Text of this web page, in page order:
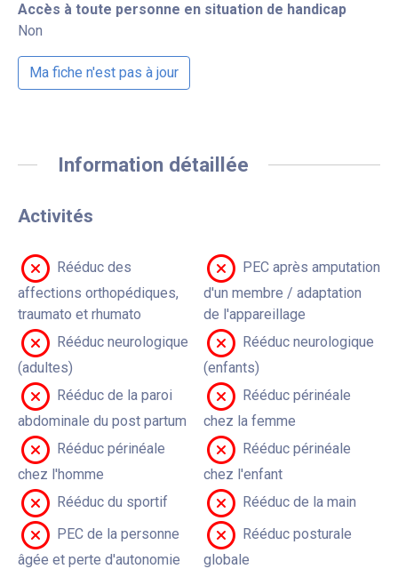
Accès à toute personne en situation de handicap
Non
Ma fiche n'est pas à jour
Information détaillée
Activités
Rééduc des
affections orthopédiques,
traumato et rhumato
PEC après amputation
d'un membre / adaptation
de l'appareillage
Rééduc neurologique
(adultes)
Rééduc neurologique
(enfants)
Rééduc de la paroi
abdominale du post partum
Rééduc périnéale
chez la femme
Rééduc périnéale
chez l'homme
Rééduc périnéale
chez l'enfant
Rééduc du sportif
Rééduc de la main
PEC de la personne
âgée et perte d'autonomie
Rééduc posturale
globale